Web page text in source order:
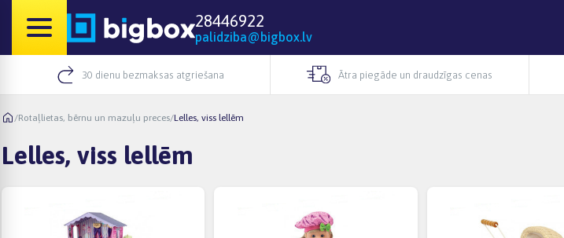
28446922
palidziba@bigbox.lv
30 dienu bezmaksas atgriešana Ātra piegāde un draudzīgas cenas
/Rotaļlietas, bērnu un mazuļu preces/Lelles, viss lellēm
Lelles, viss lellēm